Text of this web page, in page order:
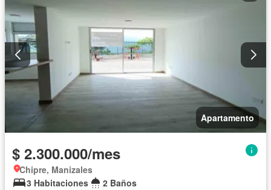
Apartamento
$ 2.300.000/mes
Chipre, Manizales
3 Habitaciones
2 Baños